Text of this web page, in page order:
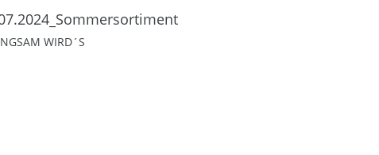
WIRD´S